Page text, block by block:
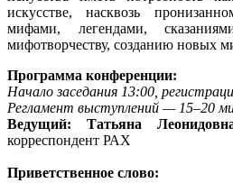
искусстве, насквозь
мифами, легендами,
мифотворчеству, созданию новых
Программа конференции:
Начало заседания 13:00,
Регламент выступлений — 15–20
Ведущий: Татьяна
корреспондент РАХ
Приветственное слово: